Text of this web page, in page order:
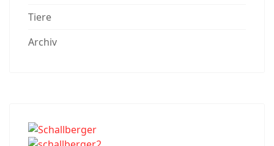
Tiere
Archiv